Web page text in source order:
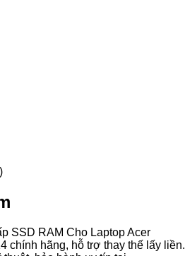
SSD RAM Cho Laptop Acer
chính hãng, hỗ trợ thay thế lấy liền.